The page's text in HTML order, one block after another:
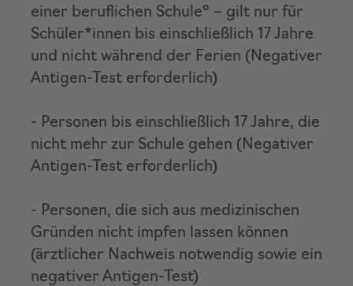
einer beruflichen Schule° – gilt nur für
Schüler*innen bis einschließlich 17 Jahre
und nicht während der Ferien (Negativer
Antigen-Test erforderlich)
- Personen bis einschließlich 17 Jahre, die
nicht mehr zur Schule gehen (Negativer
Antigen-Test erforderlich)
- Personen, die sich aus medizinischen
Gründen nicht impfen lassen können
(ärztlicher Nachweis notwendig sowie ein
negativer Antigen-Test)